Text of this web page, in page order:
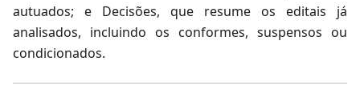
autuados; e Decisões, que resume os editais já
analisados, incluindo os conformes, suspensos ou
condicionados.